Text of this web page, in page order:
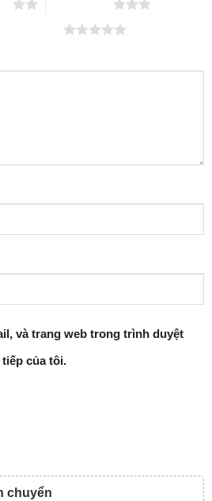
và trang web trong trình duyệt
của tôi.
chuyển